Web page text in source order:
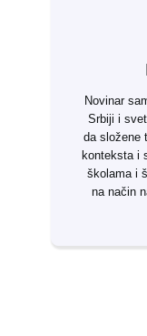
Novinar
Srbiji i
da složene
konteksta i
školama i
na način